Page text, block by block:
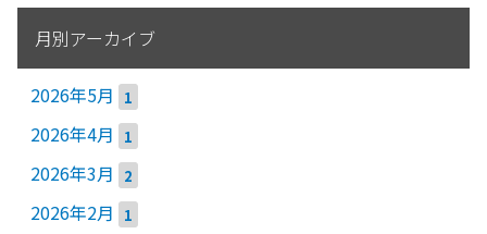
月別アーカイブ
2026年5月 1
2026年4月 1
2026年3月 2
2026年2月 1